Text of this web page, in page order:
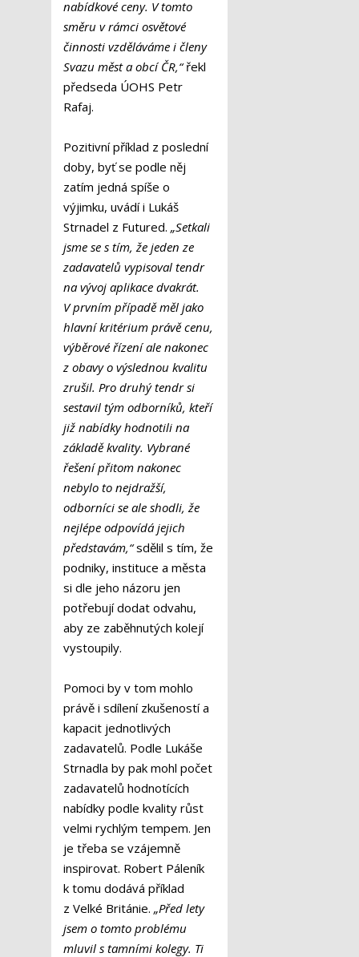
nabídkové ceny. V tomto
směru v rámci osvětové
činnosti vzděláváme i členy
Svazu měst a obcí ČR,“řekl
předseda ÚOHS Petr
Rafaj.
Pozitivní příklad z poslední
doby, byť se podle něj
zatím jedná spíše o
výjimku, uvádí i Lukáš
Strnadel z Futured. „Setkali
jsme se s tím, že jeden ze
zadavatelů vypisoval tendr
na vývoj aplikace dvakrát.
V prvním případě měl jako
hlavní kritérium právě cenu,
výběrové řízení ale nakonec
z obavy o výslednou kvalitu
zrušil. Pro druhý tendr si
sestavil tým odborníků, kteří
již nabídky hodnotili na
základě kvality. Vybrané
řešení přitom nakonec
nebylo to nejdražší,
odborníci se ale shodli, že
nejlépe odpovídá jejich
představám,“sdělil s tím, že
podniky, instituce a města
si dle jeho názoru jen
potřebují dodat odvahu,
aby ze zaběhnutých kolejí
vystoupily.
Pomoci by v tom mohlo
právě i sdílení zkušeností a
kapacit jednotlivých
zadavatelů. Podle Lukáše
Strnadla by pak mohl počet
zadavatelů hodnotících
nabídky podle kvality růst
velmi rychlým tempem. Jen
je třeba se vzájemně
inspirovat. Robert Páleník
k tomu dodává příklad
z Velké Británie. „Před lety
jsem o tomto problému
mluvil s tamními kolegy. Ti